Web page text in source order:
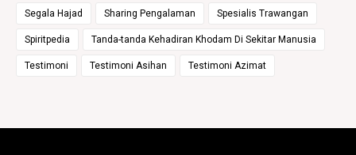
Segala Hajad Sharing Pengalaman Spesialis Trawangan
Spiritpedia Tanda-tanda Kehadiran Khodam Di Sekitar Manusia
Testimoni Testimoni Asihan Testimoni Azimat